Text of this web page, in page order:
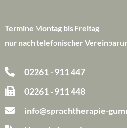
Termine Montag bis Freitag
nur nach telefonischer
02261 - 911 447
02261 - 911 448
info@sprachtherapie-